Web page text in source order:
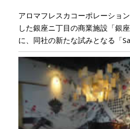
アロマフレスカコーポレーショ
した銀座ニ丁目の商業施設「銀
に、同社の新たな試みとなる「